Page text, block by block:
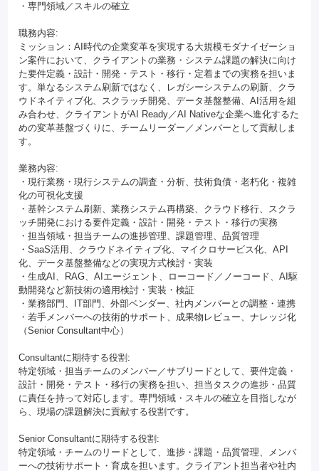
・専門領域／スキルの確立
職務内容:
ミッション：AI時代の企業変革を実現する大規模モダナイゼーショ
ン案件において、クライアントの業務・システム課題の解決に向け
た要件定義・設計・開発・テスト・移行・定着までの実務を担いま
す。単なるシステム刷新ではなく、レガシーシステムの刷新、クラ
ウドネイティブ化、スクラッチ開発、データ基盤整備、AI活用を組
み合わせ、クライアントがAI Ready／AI Nativeな企業へ進化するた
めの変革基盤づくりに、チームリーダー／メンバーとして貢献しま
す。
業務内容:
・現行業務・現行システムの調査・分析、技術負債・老朽化・複雑
化の可視化支援
・基幹システム刷新、業務システム再構築、クラウド移行、スクラ
ッチ開発における要件定義・設計・開発・テスト・移行の実務
・担当領域・担当チームの進捗管理、課題管理、品質管理
・SaaS活用、クラウドネイティブ化、マイクロサービス化、API
化、データ基盤整備などの実現方式検討・実装
・生成AI、RAG、AIエージェント、ローコード／ノーコード、AI駆
動開発など新技術の適用検討・実装・検証
・業務部門、IT部門、外部ベンダー、社内メンバーとの調整・連携
・若手メンバーへの技術的サポート、成果物レビュー、ナレッジ化
（Senior Consultant中心）
Consultantに期待する役割:
特定領域・担当チームのメンバー／サブリードとして、要件定義・
設計・開発・テスト・移行の実務を担い、担当タスクの進捗・品質
に責任を持って対応します。専門領域・スキルの確立を目指しなが
ら、現場の課題解決に貢献する役割です。
Senior Consultantに期待する役割:
特定領域・チームのリードとして、進捗・課題・品質管理、メンバ
ーへの技術サポート・育成を担います。クライアント担当者や社内